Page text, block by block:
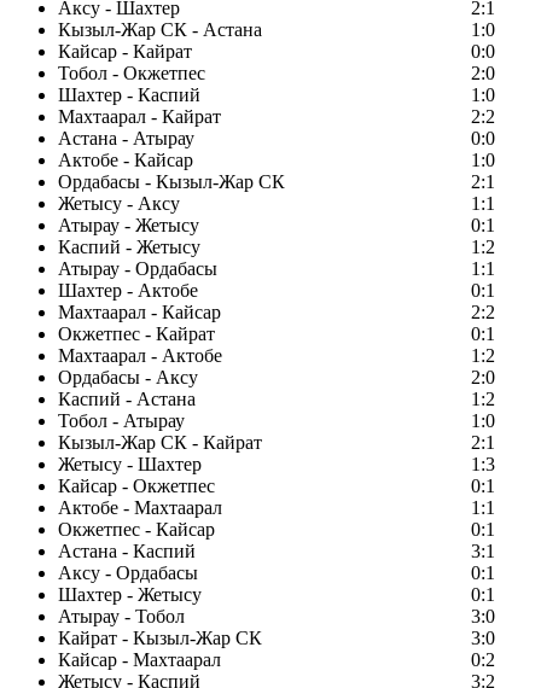
Аксу - Шахтер
2:1
Кызыл-Жар СК - Астана
1:0
Кайсар - Кайрат
0:0
Тобол - Окжетпес
2:0
Шахтер - Каспий
1:0
Махтаарал - Кайрат
2:2
Астана - Атырау
0:0
Актобе - Кайсар
1:0
Ордабасы - Кызыл-Жар СК
2:1
Жетысу - Аксу
1:1
Атырау - Жетысу
0:1
Каспий - Жетысу
1:2
Атырау - Ордабасы
1:1
Шахтер - Актобе
0:1
Махтаарал - Кайсар
2:2
Окжетпес - Кайрат
0:1
Махтаарал - Актобе
1:2
Ордабасы - Аксу
2:0
Каспий - Астана
1:2
Тобол - Атырау
1:0
Кызыл-Жар СК - Кайрат
2:1
Жетысу - Шахтер
1:3
Кайсар - Окжетпес
0:1
Актобе - Махтаарал
1:1
Окжетпес - Кайсар
0:1
Астана - Каспий
3:1
Аксу - Ордабасы
0:1
Шахтер - Жетысу
0:1
Атырау - Тобол
3:0
Кайрат - Кызыл-Жар СК
3:0
Кайсар - Махтаарал
0:2
Жетысу - Каспий
3:2